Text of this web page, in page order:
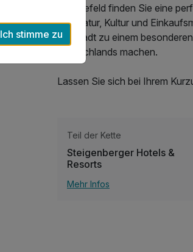
In Bielefeld finden Sie eine
aus Natur, Kultur und
die Stadt zu einem
Deutschlands machen.
Lassen Sie sich bei Ihrem
Teil der Kette
Steigenberger Hotels &
Resorts
Mehr Infos
Ich stimme zu